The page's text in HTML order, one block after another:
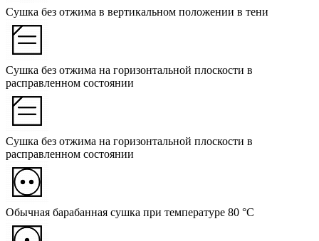
Сушка без отжима в вертикальном положении в тени
Сушка без отжима на горизонтальной плоскости в
расправленном состоянии
Сушка без отжима на горизонтальной плоскости в
расправленном состоянии
Обычная барабанная сушка при температуре 80 °C